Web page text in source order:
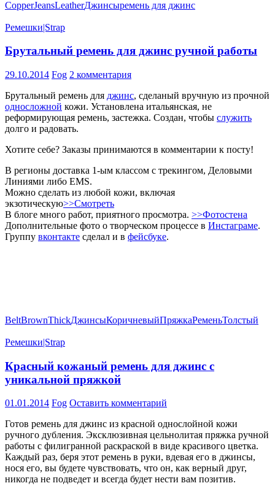
CopperJeansLeatherДжинсыремень для джинс
Ремешки|Strap
Брутальный ремень для джинс ручной работы
29.10.2014 Fog 2 комментария
Брутальный ремень для джинс, сделаный вручную из прочной
односложной кожи. Установлена итальянская, не
реформирующая ремень, застежка. Создан, чтобы служить
долго и радовать.
Хотите cебе? Заказы принимаются в комментарии к посту!
В регионы доставка 1-ым классом с трекингом, Деловыми
Линиями либо EMS.
Можно сделать из любой кожи, включая
экзотическую>>Смотреть
В блоге много работ, приятного просмотра. >>Фотостена
Дополнительные фото о творческом процессе в Инстаграме.
Группу вконтакте сделал и в фейсбуке.
BeltBrownThickДжинсыКоричневыйПряжкаРеменьТолстый
Ремешки|Strap
Красный кожаный ремень для джинс с
уникальной пряжкой
01.01.2014 Fog Оставить комментарий
Готов ремень для джинс из красной однослойной кожи
ручного дубления. Эксклюзивная цельнолитая пряжка ручной
работы с филигранной раскраской в виде красивого цветка.
Каждый раз, беря этот ремень в руки, вдевая его в джинсы,
нося его, вы будете чувствовать, что он, как верный друг,
никогда не подведет и всегда будет нести вам позитив.